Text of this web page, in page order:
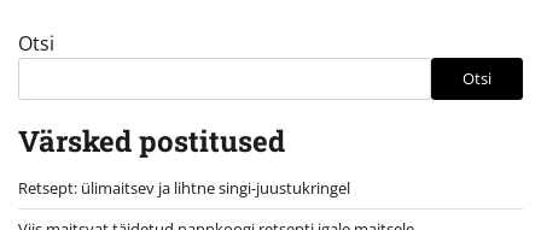
Otsi
Otsi
Värsked postitused
Retsept: ülimaitsev ja lihtne singi-juustukringel